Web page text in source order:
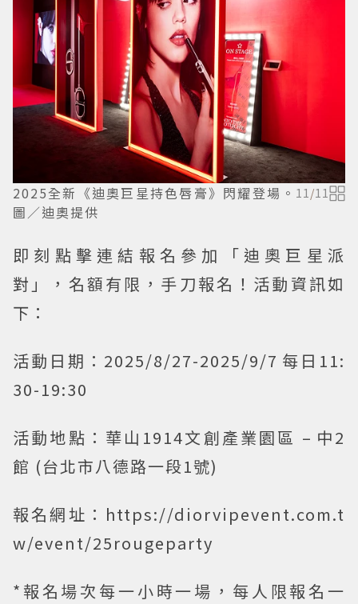
2025全新《迪奧巨星持色唇膏》閃耀登場。
圖／迪奧提供
11/11
即刻點擊連結報名參加「迪奧巨星派
對」，名額有限，手刀報名！活動資訊如
下：
活動日期：2025/8/27-2025/9/7 每日11:
30-19:30
活動地點：華山1914文創產業園區 – 中2
館 (台北市八德路一段1號)
報名網址：https://diorvipevent.com.t
w/event/25rougeparty
*報名場次每一小時一場，每人限報名一